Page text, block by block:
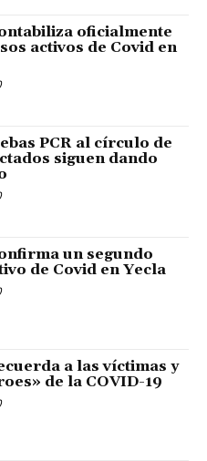
oficialmente
activos de Covid en
PCR al círculo de
siguen dando
un segundo
de Covid en Yecla
a las víctimas y
de la COVID-19